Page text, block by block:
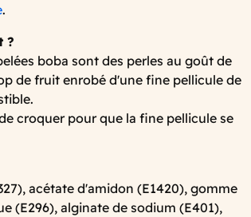
.
?
boba sont des perles au goût de
de fruit enrobé d'une fine pellicule de
croquer pour que la fine pellicule se
acétate d'amidon (E1420), gomme
(E296), alginate de sodium (E401),